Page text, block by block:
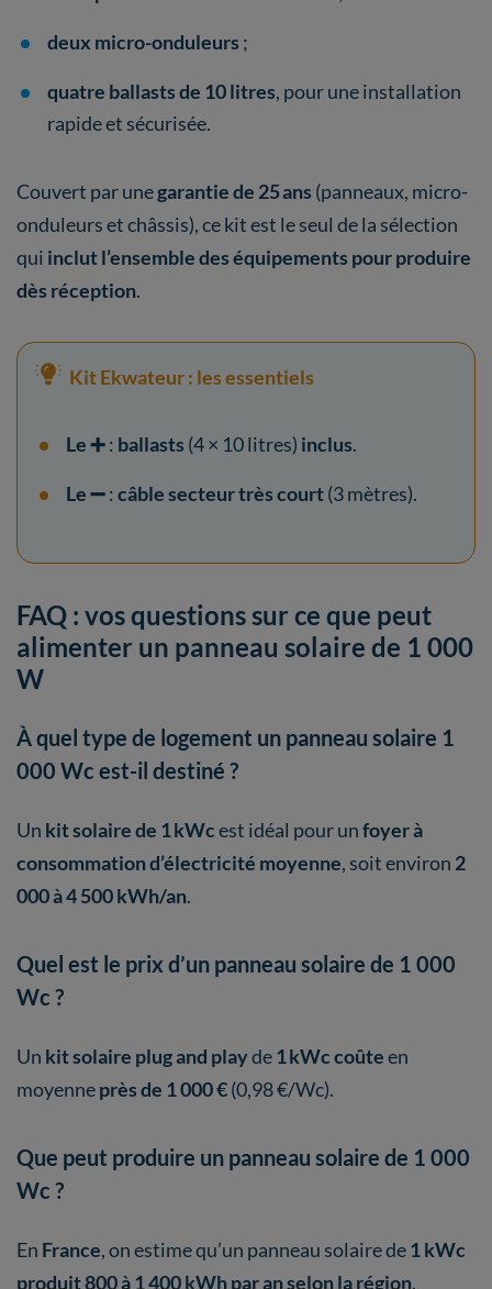
deux micro-onduleurs ;
quatre ballasts de 10 litres, pour une installation
rapide et sécurisée.
Couvert par unegarantie de 25 ans (panneaux, micro-
onduleurs et châssis), ce kit est le seul de la sélection
qui inclut l’ensemble des équipements pour produire
dès réception.
Kit Ekwateur : les essentiels
Le ➕: ballasts (4 × 10 litres) inclus.
Le ➖:câble secteur très court(3 mètres).
FAQ : vos questions sur ce que peut
alimenter un panneau solaire de 1 000
W
À quel type de logement un panneau solaire 1
000 Wc est-il destiné ?
Un kit solaire de 1 kWcest idéal pour unfoyer à
consommation d’électricité moyenne, soit environ 2
000 à 4 500 kWh/an.
Quel est le prix d’un panneau solaire de 1 000
Wc ?
Un kit solaire plug and playde1 kWccoûteen
moyenneprès de 1 000 €(0,98 €/Wc).
Que peut produire un panneau solaire de 1 000
Wc ?
En France, on estime qu’un panneau solaire de1 kWc
produit 800 à 1 400 kWh par an selon la région.